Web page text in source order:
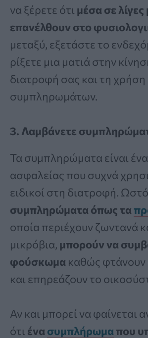
να ξέρετε ότι μέσα σε
επανέλθουν στο
μεταξύ, εξετάστε το
ρίξετε μια ματιά στην
διατροφή σας και τη χρήση
συμπληρωμάτων.
3. Λαμβάνετε
Τα συμπληρώματα είναι
ασφαλείας που συχνά
ειδικοί στη διατροφή.
συμπληρώματα όπως τα
οποία περιέχουν ζωντανά
μικρόβια, μπορούν να
φούσκωμα καθώς φτάνουν
και επηρεάζουν το
Αν και μπορεί να φαίνεται
ότι ένα συμπλήρωμα που